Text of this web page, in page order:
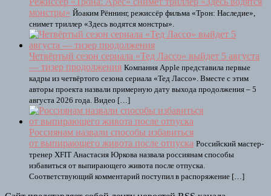
монстры» Йоаким Рённинг, режиссёр фильма «Трон: Наследие»,
снимет триллер «Здесь водятся монстры».
Четвёртый сезон сериала «Тед Лассо» выйдет 5 августа
— тизер продолжения Компания Apple представила первые
кадры из четвёртого сезона сериала «Тед Лассо». Вместе с этим
авторы проекта назвали примерную дату выхода продолжения – 5
августа 2026 года. Видео […]
Россиянам назвали способы избавиться
от выпирающего живота после отпуска Российский мастер-
тренер XFIT Анастасия Юркова назвала россиянам способы
избавиться от выпирающего живота после отпуска.
Соответствующий комментарий поступил в распоряжение […]